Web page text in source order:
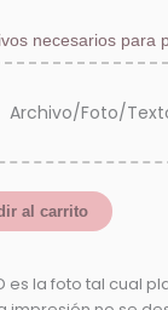
necesarios para
Archivo/Foto/
al carrito
es la foto tal cual